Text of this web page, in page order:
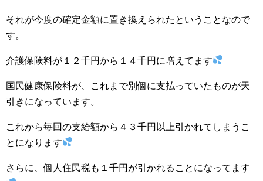
それが今度の確定金額に置き換えられたということなので
す。
介護保険料が１２千円から１４千円に増えてます
国民健康保険料が、これまで別個に支払っていたものが天
引きになっています。
これから毎回の支給額から４３千円以上引かれてしまうこ
とになります
さらに、個人住民税も１千円が引かれることになってます